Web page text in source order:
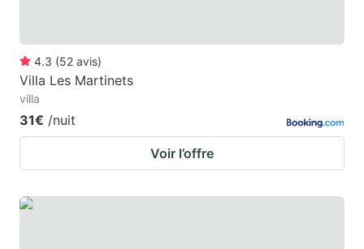
4.3 (52 avis)
Villa Les Martinets
villa
31€ /nuit
Voir l’offre